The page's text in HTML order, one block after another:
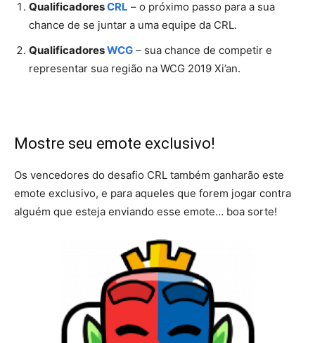
QualificadoresCRL – o próximo passo para a sua
chance de se juntar a uma equipe da CRL.
QualificadoresWCG – sua chance de competir e
representar sua região na WCG 2019 Xi’an.
Mostre seu emote exclusivo!
Os vencedores do desafio CRL também ganharão este
emote exclusivo, e para aqueles que forem jogar contra
alguém que esteja enviando esse emote… boa sorte!